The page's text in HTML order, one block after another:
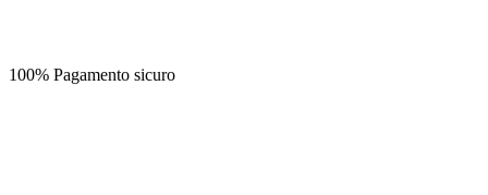
100% Pagamento sicuro